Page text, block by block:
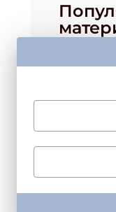
Читать